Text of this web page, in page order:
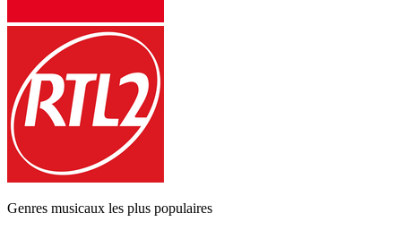
Genres musicaux les plus populaires